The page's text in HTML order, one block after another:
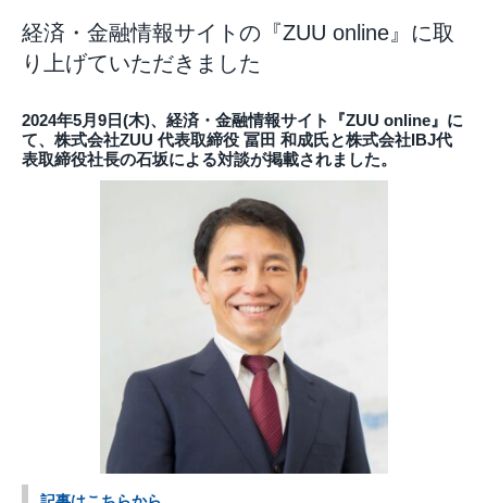
経済・金融情報サイトの『ZUU online』に取
り上げていただきました
2024年5月9日(木)、経済・金融情報サイト『ZUU online』に
て、株式会社ZUU 代表取締役 冨田 和成氏と株式会社IBJ代
表取締役社長の石坂による対談が掲載されました。